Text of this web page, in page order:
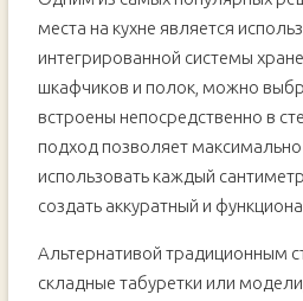
места на кухне является
интегрированной системы
шкафчиков и полок, можно
встроены непосредственно в
подход позволяет
использовать каждый
создать аккуратный и
Альтернативой традиционным
складные табуретки или